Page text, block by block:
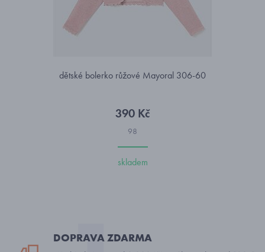
dětské bolerko růžové Mayoral 306-60
390 Kč
98
skladem
DOPRAVA ZDARMA